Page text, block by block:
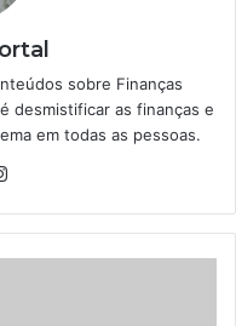
sobre Finanças
desmistificar as finanças e
em todas as pessoas.